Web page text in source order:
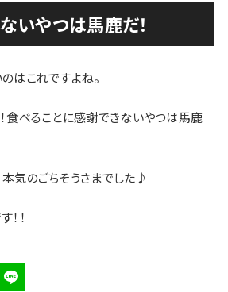
いやつは馬鹿だ！
はこれですよね。
食べることに感謝できないやつは馬鹿
気のごちそうさまでした♪
！